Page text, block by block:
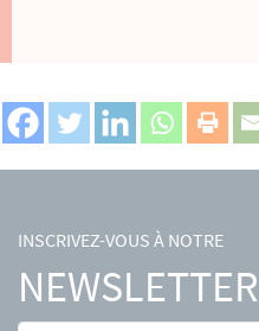
INSCRIVEZ-VOUS À NOTRE
NEWSLETTER